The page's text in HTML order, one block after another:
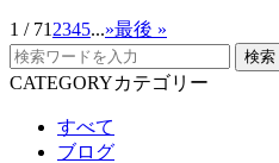
1 / 71 2345...»最後 »
検索
CATEGORYカテゴリー
すべて
ブログ